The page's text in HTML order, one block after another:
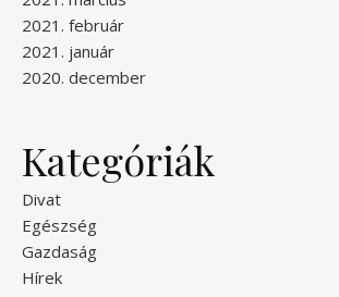
2021. február
2021. január
2020. december
Kategóriák
Divat
Egészség
Gazdaság
Hírek